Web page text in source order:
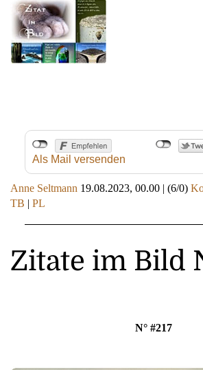
Als Mail versenden
Anne Seltmann 19.08.2023, 00.00 | (6/0)
TB | PL
Zitate im Bild
N° #217